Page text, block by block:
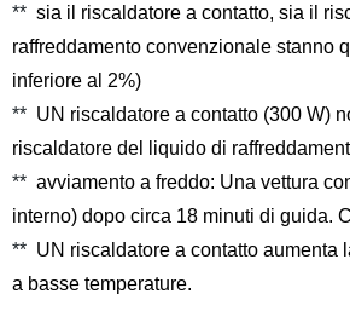
** sia il riscaldatore a contatto, sia il
raffreddamento convenzionale stanno
inferiore al 2%)
** UN riscaldatore a contatto (300 W)
riscaldatore del liquido di
** avviamento a freddo: Una vettura
interno) dopo circa 18 minuti di guida.
** UN riscaldatore a contatto
a basse temperature.